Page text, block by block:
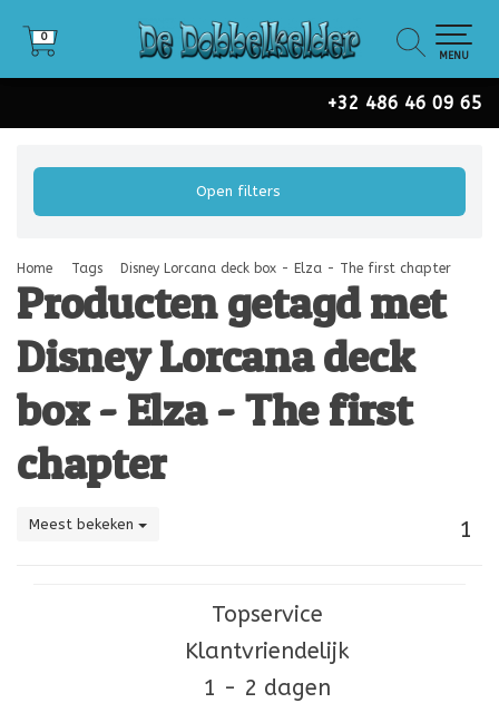
+32 486 46 09 65
0
0
MENU
Open filters
Home Tags Disney Lorcana deck box - Elza - The first chapter
Producten getagd met
Disney Lorcana deck
box - Elza - The first
chapter
Meest bekeken 1
Topservice
Klantvriendelijk
1 - 2 dagen